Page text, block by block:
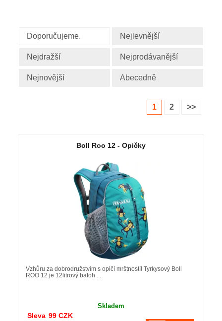
Doporučujeme. Nejlevnější
Nejdražší Nejprodávanější
Nejnovější Abecedně
1 2 >>
Boll Roo 12 - Opičky
Vzhůru za dobrodružstvím s opičí mrštností! Tyrkysový Boll
ROO 12 je 12litrový batoh ...
Skladem
Sleva 99 CZK